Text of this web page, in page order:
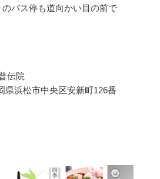
バス停も道向かい目の前で
伝院
県浜松市中央区安新町126番